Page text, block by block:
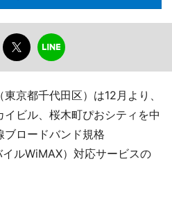
京都千代田区）は12月より、
ビル、桜木町ぴおシティを中
ロードバンド規格
ルWiMAX）対応サービスの